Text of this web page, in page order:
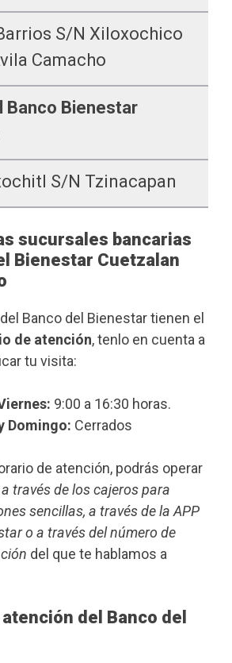
S/n Xiloxochico
Camacho
Banco Bienestar
S/n Tzinacapan
sucursales bancarias
Bienestar Cuetzalan
Banco del Bienestar tienen el
de atención, tenlo en cuenta a
tu visita:
9:00 a 16:30 horas.
Domingo: Cerrados
de atención, podrás operar
a través de los cajeros para
sencillas, a través de la APP
o a través del número de
del que te hablamos a
del Banco del